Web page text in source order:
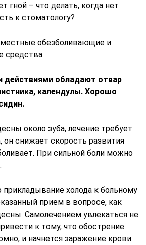
гной – что делать, когда нет
к стоматологу?
обезболивающие и
средства.
действиями обладают отвар
календулы. Хорошо
около зуба, лечение требует
он снижает скорость развития
При сильной боли можно
прикладывание холода к больному
прием в вопросе, как
Самолечением увлекаться не
к тому, что обострение
и начнется заражение крови.